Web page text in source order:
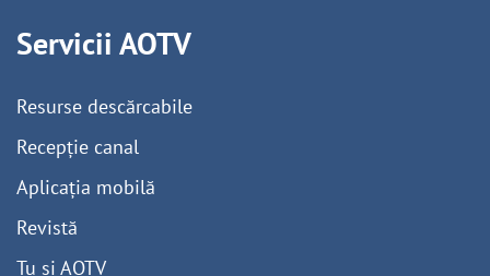
Servicii AOTV
Resurse descărcabile
Recepție canal
Aplicația mobilă
Revistă
Tu și AOTV